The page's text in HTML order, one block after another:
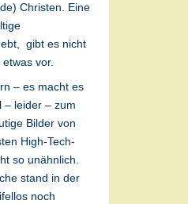
Christen. Eine
gibt es nicht
vor.
– es macht es
– leider – zum
Bilder von
High-Tech-
so unähnlich.
stand in der
noch